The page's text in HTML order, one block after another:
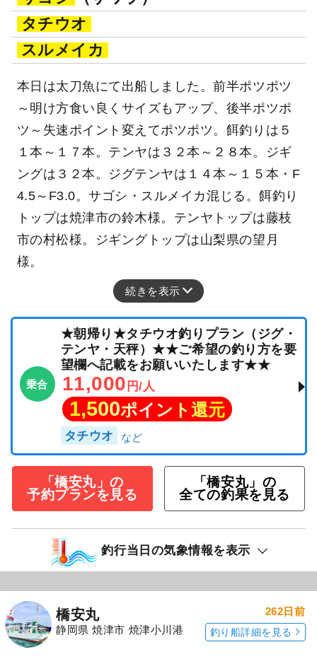
タチウオ
スルメイカ
本日は太刀魚にて出船しました。前半ポツポツ
～明け方食い良くサイズもアップ、後半ポツポ
ツ～失速ポイント変えてポツポツ。餌釣りは５
１本～１７本。テンヤは３２本～２８本。ジギ
ングは３２本。ジグテンヤは１４本～１５本・F
4.5～F3.0。サゴシ・スルメイカ混じる。餌釣り
トップは焼津市の鈴木様。テンヤトップは藤枝
市の村松様。ジギングトップは山梨県の望月
様。
続きを表示
乗合
★朝帰り★タチウオ釣りプラン（ジグ・
テンヤ・天秤）★★ご希望の釣り方を要
望欄へ記載をお願いいたします★★
11,000 円/人
1,500ポイント還元
タチウオ
「橋安丸」の
予約プランを見る
「橋安丸」の
全ての釣果を見る
釣行当日の気象情報を表示
橋安丸
静岡県 焼津市 焼津小川港
262日前
釣り船詳細を見る